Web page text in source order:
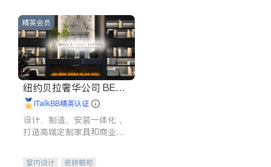
精英会员
纽约贝拉奢华公司 BELL
A LUXE
iTalkBB精英认证
设计、制造、安装一体化，
打造高端定制家具和商业空
室内设计
瓷砖橱柜